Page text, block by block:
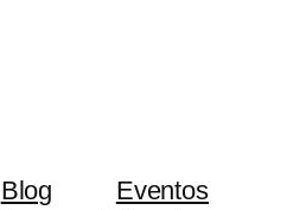
Blog
Eventos